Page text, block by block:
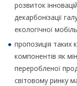
розвиток
декарбонізації
екологічної
пропозиція таких
компонентів як
переробленої
світовому ринку